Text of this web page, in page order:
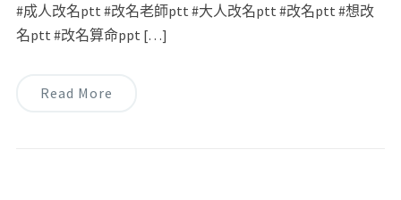
#成人改名ptt #改名老師ptt #大人改名ptt #改名ptt #想改
名ptt #改名算命ppt […]
Read More